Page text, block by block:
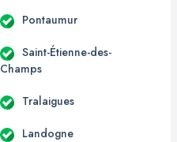
Pontaumur
Saint-Étienne-des-
Champs
Tralaigues
Landogne